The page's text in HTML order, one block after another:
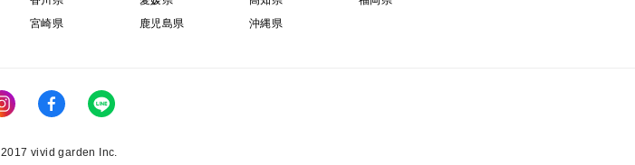
宮崎県 鹿児島県 沖縄県
vivid garden Inc.